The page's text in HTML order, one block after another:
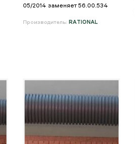
05/2014 заменяет 56.00.534
Производитель: RATIONAL